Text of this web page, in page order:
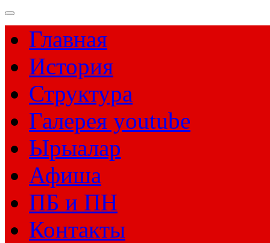
Главная
История
Структура
Галерея youtube
Ырыалар
Афиша
ПБ и ПН
Контакты